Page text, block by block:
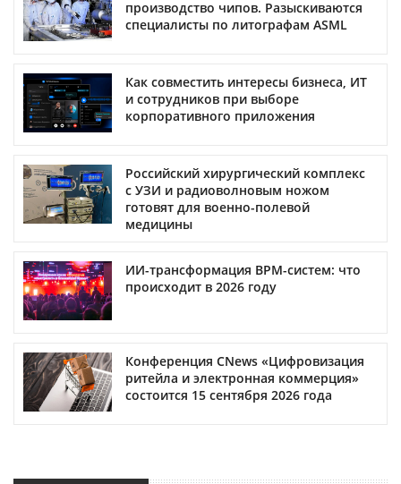
производство чипов. Разыскиваются
специалисты по литографам ASML
Как совместить интересы бизнеса, ИТ
и сотрудников при выборе
корпоративного приложения
Российский хирургический комплекс
с УЗИ и радиоволновым ножом
готовят для военно-полевой
медицины
ИИ-трансформация BPM-систем: что
происходит в 2026 году
Конференция CNews «Цифровизация
ритейла и электронная коммерция»
состоится 15 сентября 2026 года